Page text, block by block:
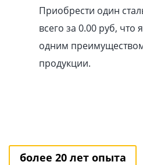
Приобрести один
всего за 0.00 pуб, что
одним
продукции.
более 20 лет опыта